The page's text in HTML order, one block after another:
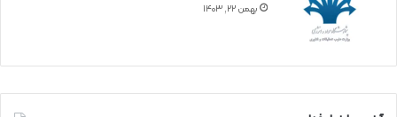
بهمن ۲۲, ۱۴۰۳